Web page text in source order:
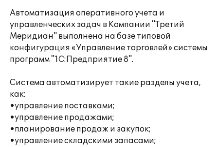
Автоматизация оперативного учета и
управленческих задач в Компании "Третий
Меридиан" выполнена на базе типовой
конфигурация «Управление торговлей» системы
программ "1С:Предприятие 8".
Система автоматизирует такие разделы учета,
как:
•управление поставками;
•управление продажами;
•планирование продаж и закупок;
•управление складскими запасами;